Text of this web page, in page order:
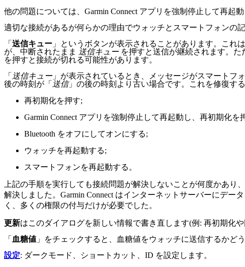
他の問題については、Garmin Connect アプリを強制停止して再起
適切な接続があるが何らかの理由でウォッチとスマートフォンの
「 送信キュー 」というボタンが表示されることがあります。これ
が、中断されたまま 送信キューを押すと送信が継続されます。た
を押すと接続が切れる可能性があります。
「 送信キュー」が表示されているとき、メッセージがスマートフ
後の時刻が「 送信」の後の時刻より古い場合です。これを修復す
再初期化を押す;
Garmin Connect アプリを強制停止して再起動し、再初期化を
Bluetooth をオフにしてオンにする;
ウォッチを再起動する;
スマートフォンを再起動する。
上記の手順を実行しても接続問題が解決しないことが何度かあり、
解決しました。Garmin Connect はインターネットサーバーにデ
く、多くの権限の付与だけが必要でした。
更新はこのダイアログを新しい情報で書き直します(例: 再初期化や
「 血糖値 」をチェックすると、血糖値をウォッチに送信するかど
設定: ダークモード、ショートカット、ID を設定します。